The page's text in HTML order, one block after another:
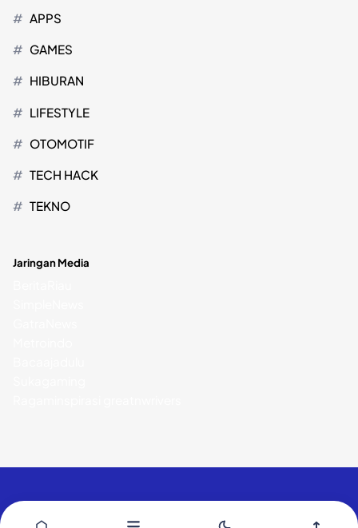
APPS
GAMES
HIBURAN
LIFESTYLE
OTOMOTIF
TECH HACK
TEKNO
Jaringan Media